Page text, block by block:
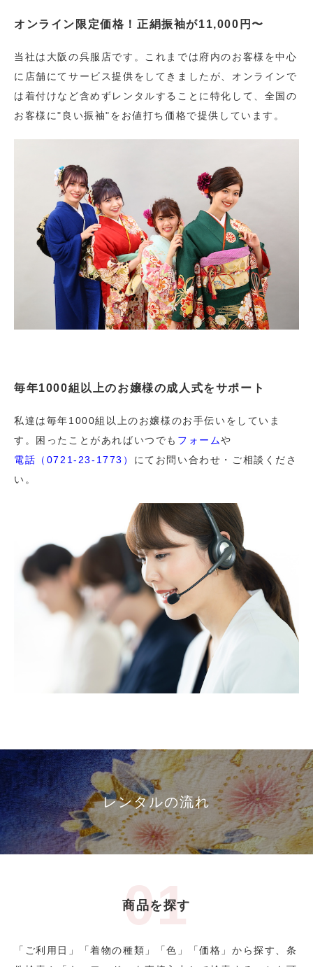
オンライン限定価格！正絹振袖が11,000円〜
当社は大阪の呉服店です。これまでは府内のお客様を中心
に店舗にてサービス提供をしてきましたが、オンラインで
は着付けなど含めずレンタルすることに特化して、全国の
お客様に"良い振袖"をお値打ち価格で提供しています。
毎年1000組以上のお嬢様の成人式をサポート
私達は毎年1000組以上のお嬢様のお手伝いをしていま
す。困ったことがあればいつでも フォームや
電話（0721-23-1773） にてお問い合わせ・ご相談くださ
い。
レンタルの流れ
商品を探す
「ご利用日」「着物の種類」「色」「価格」から探す、条